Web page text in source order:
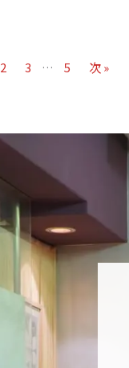
2 3 … 5 次 »